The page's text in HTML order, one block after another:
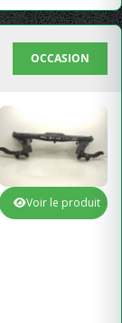
OCCASION
Voir le produit